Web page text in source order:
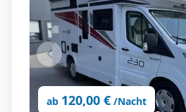
ab 120,00 € /Nacht